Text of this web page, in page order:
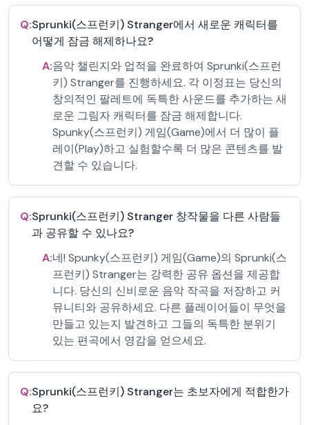
Q:Sprunki(스프런키) Stranger에서 새로운 캐릭터를
어떻게 잠금 해제하나요?
A:음악 챌린지와 업적을 완료하여 Sprunki(스프런
키) Stranger를 진행하세요. 각 이정표는 당신의
창의적인 팔레트에 독특한 사운드를 추가하는 새
로운 그림자 캐릭터를 잠금 해제합니다.
Spunky(스프런키) 게임(Game)에서 더 많이 플
레이(Play)하고 실험할수록 더 많은 콘텐츠를 발
견할 수 있습니다.
Q:Sprunki(스프런키) Stranger 창작물을 다른 사람들
과 공유할 수 있나요?
A:네! Spunky(스프런키) 게임(Game)의 Sprunki(스
프런키) Stranger는 강력한 공유 옵션을 제공합
니다. 당신의 신비로운 음악 작곡을 저장하고 커
뮤니티와 공유하세요. 다른 플레이어들이 무엇을
만들고 있는지 발견하고 그들의 독특한 분위기
있는 편곡에서 영감을 얻으세요.
Q:Sprunki(스프런키) Stranger는 초보자에게 적합한가
요?